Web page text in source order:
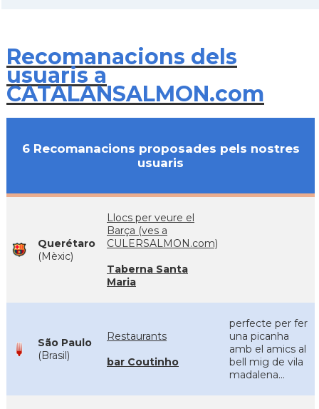
Recomanacions dels
usuaris a
CATALANSALMON.com
6 Recomanacions proposades pels nostres
usuaris
Querétaro
(Mèxic)
Llocs per veure el
Barça (ves a
CULERSALMON.com)
Taberna Santa
Maria
São Paulo
(Brasil)
Restaurants
bar Coutinho
perfecte per fer
una picanha
amb el amics al
bell mig de vila
madalena...